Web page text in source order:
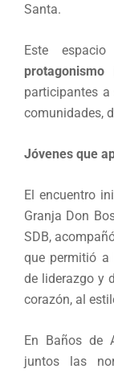
Santa.
Este
participantes
comunidades,
Jóvenes que
El encuentro
Granja Don
SDB,
que permitió a
de liderazgo y
corazón, al
En Baños de
juntos las